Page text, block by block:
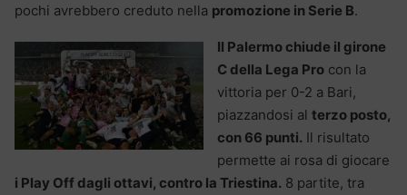
pochi avrebbero creduto nella promozione in Serie B.
Il Palermo chiude il girone
C della Lega Pro con la
vittoria per 0-2 a Bari,
piazzandosi al terzo posto,
con 66 punti. Il risultato
permette ai rosa di giocare
i Play Off dagli ottavi, contro la Triestina. 8 partite, tra